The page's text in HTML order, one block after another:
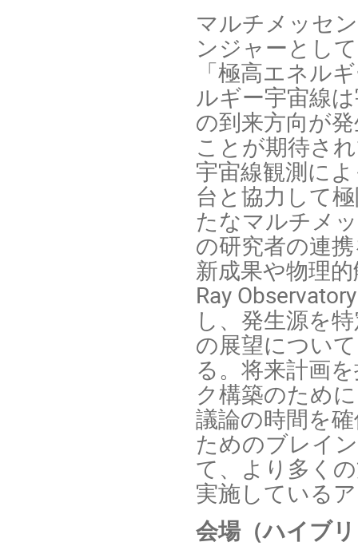
マルチメッセ
ンジャーとし
「極高エネル
ルギー宇宙線
の到来方向が
ことが期待さ
宇宙線観測に
台と協力して
たなマルチメ
の研究者の連
新成果や物理
Ray
し、発生源を
の展望につい
る。将来計画
ク構築のため
議論の時間を
ためのブレイ
て、より多く
実施している
会場（ハイブ